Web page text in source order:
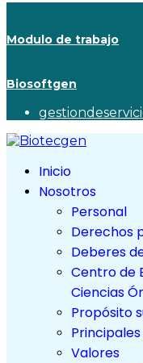
Modulo de trabajo
Biosoftgen
Inicio
Nosotros
Personal
Derechos
Deberes
Centro de
Ciencias
Propósito
Valores